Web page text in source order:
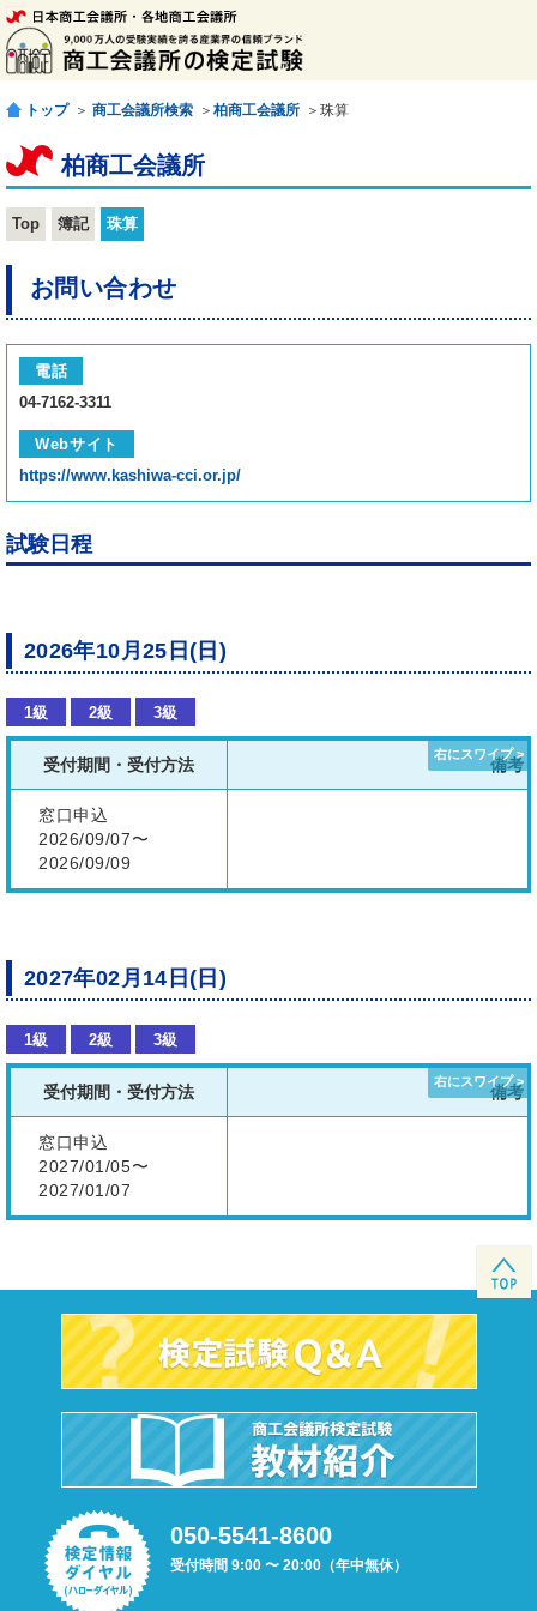
トップ ＞ 商工会議所検索 ＞ 柏商工会議所 ＞珠算
柏商工会議所
Top 簿記 珠算
お問い合わせ
電話
04-7162-3311
Webサイト
https://www.kashiwa-cci.or.jp/
試験日程
2026年10月25日(日)
1級 2級 3級
受付期間・受付方法 備考
窓口申込
2026/09/07〜
2026/09/09
2027年02月14日(日)
1級 2級 3級
受付期間・受付方法 備考
窓口申込
2027/01/05〜
2027/01/07
050-5541-8600
受付時間 9:00 〜 20:00（年中無休）